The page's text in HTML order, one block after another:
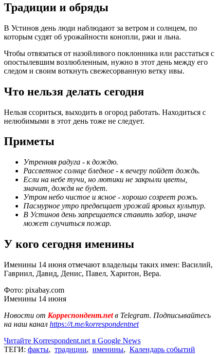
Традиции и обряды
В Устинов день люди наблюдают за ветром и солнцем, по
которым судят об урожайности конопли, ржи и льна.
Чтобы отвязаться от назойливого поклонника или расстаться с
опостылевшим возлюбленным, нужно в этот день между его
следом и своим воткнуть свежесорванную ветку ивы.
Что нельзя делать сегодня
Нельзя ссориться, выходить в огород работать. Находиться с
нелюбимыми в этот день тоже не следует.
Приметы
Утренняя радуга - к дождю.
Рассветное солнце бледное - к вечеру пойдет дождь.
Если на небе тучи, но лютики не закрыли цветы,
значит, дождя не будет.
Утром небо чистое и ясное - хорошо созреет рожь.
Пасмурное утро предвещает урожай яровых культур.
В Устинов день запрещается ставить забор, иначе
может случиться пожар.
У кого сегодня именины
Именины 14 июня отмечают владельцы таких имен: Василий,
Гавриил, Давид, Денис, Павел, Харитон, Вера.
Фото: pixabay.com
Именины 14 июня
Новости от Корреспондент.netв Telegram. Подписывайтесь
на наш канал https://t.me/korrespondentnet
Читайте Korrespondent.net в Google News
ТЕГИ: факты, традиции, именины, Календарь событий